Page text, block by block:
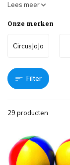
Lees meer
Onze merken
CircusJoJo
Filter
29 producten